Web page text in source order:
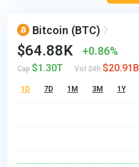
Bitcoin (BTC)
$64.88K 0.86%
Cap $1.30T Vol 24h $20.91B
1D 7D 1M 3M 1Y